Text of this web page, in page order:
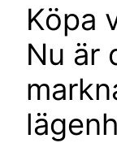
Köpa
Nu är